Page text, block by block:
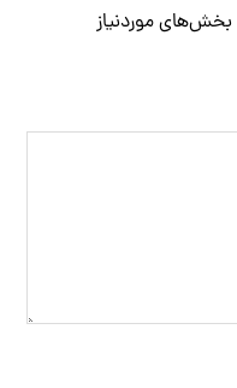
بخش‌های موردنیاز